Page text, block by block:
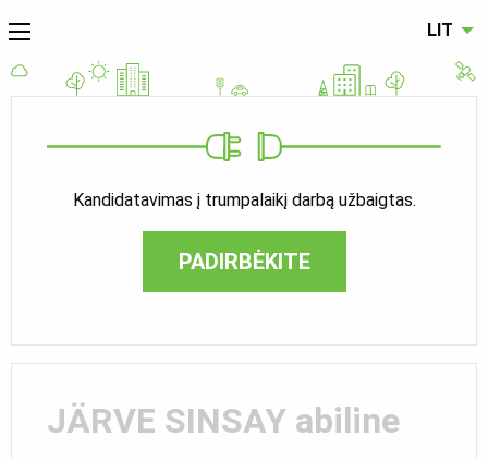
LIT
Kandidatavimas į trumpalaikį darbą užbaigtas.
PADIRBĖKITE
JÄRVE SINSAY abiline